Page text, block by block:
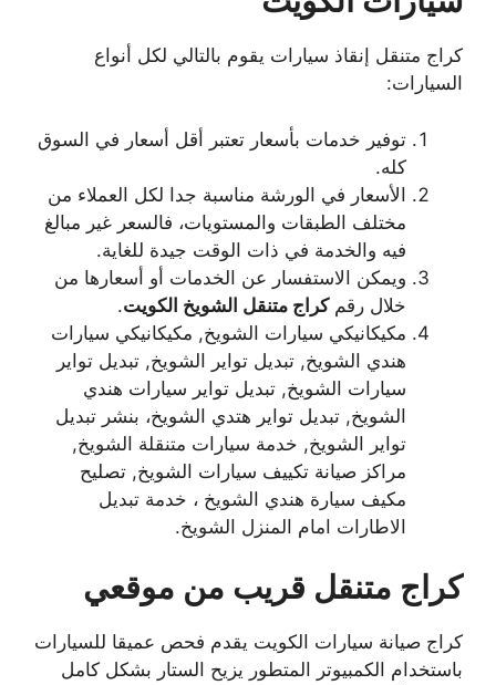
كراج متنقل إنقاذ سيارات يقوم بالتالي لكل أنواع
السيارات:
توفير خدمات بأسعار تعتبر أقل أسعار في السوق
كله.
الأسعار في الورشة مناسبة جدا لكل العملاء من
مختلف الطبقات والمستويات، فالسعر غير مبالغ
فيه والخدمة في ذات الوقت جيدة للغاية.
ويمكن الاستفسار عن الخدمات أو أسعارها من
خلال رقمكراج متنقل الشويخ الكويت.
مكيكانيكي سيارات الشويخ, مكيكانيكي سيارات
هندي الشويخ, تبديل تواير الشويخ, تبديل تواير
سيارات الشويخ, تبديل تواير سيارات هندي
الشويخ, تبديل تواير هتدي الشويخ، بنشر تبديل
تواير الشويخ, خدمة سيارات متنقلة الشويخ,
مراكز صيانة تكييف سيارات الشويخ, تصليح
مكيف سيارة هندي الشويخ ، خدمة تبديل
الاطارات امام المنزل الشويخ.
كراج متنقل قريب من موقعي
كراج صيانة سيارات الكويت يقدم فحص عميقا للسيارات
باستخدام الكمبيوتر المتطور يزيح الستار بشكل كامل